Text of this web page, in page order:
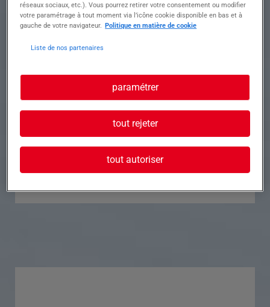
Contact
Tél.
Postuler à cette offre
réseaux sociaux, etc.). Vous pourrez retirer votre consentement ou modifier
votre paramétrage à tout moment via l’icône cookie disponible en bas et à
gauche de votre navigateur. Politique en matière de cookie
Liste de nos partenaires
paramétrer
tout rejeter
tout autoriser